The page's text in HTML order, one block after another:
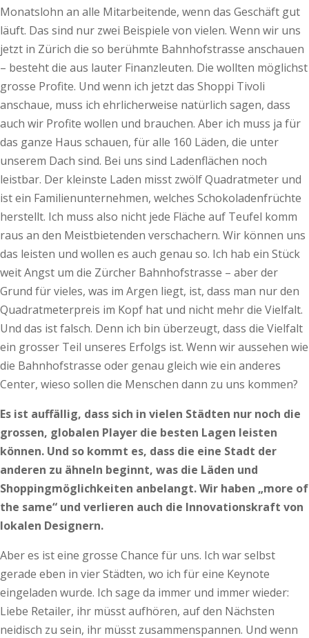
Monatslohn an alle Mitarbeitende, wenn das Geschäft gut
läuft. Das sind nur zwei Beispiele von vielen. Wenn wir uns
jetzt in Zürich die so berühmte Bahnhofstrasse anschauen
– besteht die aus lauter Finanzleuten. Die wollten möglichst
grosse Profite. Und wenn ich jetzt das Shoppi Tivoli
anschaue, muss ich ehrlicherweise natürlich sagen, dass
auch wir Profite wollen und brauchen. Aber ich muss ja für
das ganze Haus schauen, für alle 160 Läden, die unter
unserem Dach sind. Bei uns sind Ladenflächen noch
leistbar. Der kleinste Laden misst zwölf Quadratmeter und
ist ein Familien­unternehmen, welches Schokoladenfrüchte
herstellt. Ich muss also nicht jede Fläche auf Teufel komm
raus an den Meistbietenden verschachern. Wir können uns
das leisten und wollen es auch genau so. Ich hab ein Stück
weit Angst um die Zürcher Bahnhofstrasse – aber der
Grund für vieles, was im Argen liegt, ist, dass man nur den
Quadratmeterpreis im Kopf hat und nicht mehr die Vielfalt.
Und das ist falsch. Denn ich bin überzeugt, dass die Vielfalt
ein grosser Teil unseres Erfolgs ist. Wenn wir aussehen wie
die Bahnhofstrasse oder genau gleich wie ein anderes
Center, wieso sollen die Menschen dann zu uns kommen?
Es ist auffällig, dass sich in vielen Städten nur noch die
grossen, globalen Player die besten Lagen leisten
können. Und so kommt es, dass die eine Stadt der
anderen zu ähneln beginnt, was die Läden und
Shoppingmöglichkeiten anbelangt. Wir haben „more of
the same“ und verlieren auch die Innovationskraft von
lokalen ­Designern.
Aber es ist eine grosse Chance für uns. Ich war selbst
gerade eben in vier Städten, wo ich für eine Keynote
eingeladen wurde. Ich sage da immer und immer wieder:
Liebe Retailer, ihr müsst aufhören, auf den Nächsten
neidisch zu sein, ihr müsst zusammenspannen. Und wenn